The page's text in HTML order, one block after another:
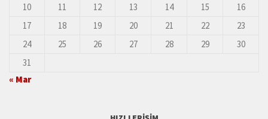
10
11 12 13 14 15
16
17
18 19 20 21 22
23
24
25 26 27 28 29
30
31
« Mar